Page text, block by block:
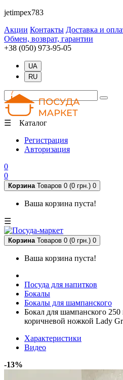
jetimpex783
Акции Контакты Доставка и
Обмен, возврат, гарантии
+38 (050) 973-95-05
UA
RU
☰ Каталог
Регистрация
Авторизация
0
0
Корзина Товаров 0 (0 грн.) 0
Ваша корзина пуста!
☰
Корзина Товаров 0 (0 грн.) 0
Ваша корзина пуста!
Посуда для напитков
Бокалы
Бокалы для шампанского
Бокал для шампанского 250
коричневой ножкой Lady
Характеристики
Видео
-13%